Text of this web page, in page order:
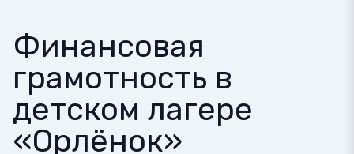
Финансовая
грамотность в
детском лагере
«Орлёнок»